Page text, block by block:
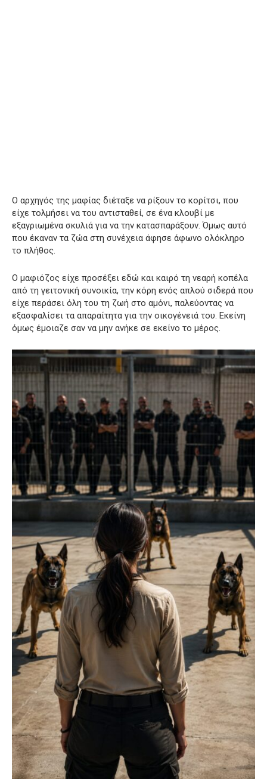
Ο αρχηγός της μαφίας διέταξε να ρίξουν το κορίτσι, που
είχε τολμήσει να του αντισταθεί, σε ένα κλουβί με
εξαγριωμένα σκυλιά για να την κατασπαράξουν. Όμως αυτό
που έκαναν τα ζώα στη συνέχεια άφησε άφωνο ολόκληρο
το πλήθος.
Ο μαφιόζος είχε προσέξει εδώ και καιρό τη νεαρή κοπέλα
από τη γειτονική συνοικία, την κόρη ενός απλού σιδερά που
είχε περάσει όλη του τη ζωή στο αμόνι, παλεύοντας να
εξασφαλίσει τα απαραίτητα για την οικογένειά του. Εκείνη
όμως έμοιαζε σαν να μην ανήκε σε εκείνο το μέρος.